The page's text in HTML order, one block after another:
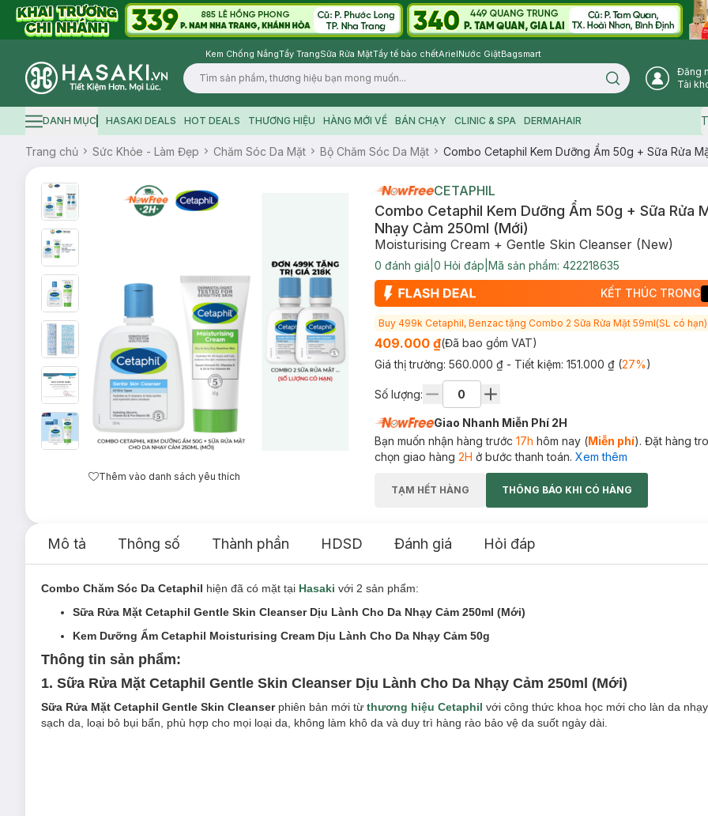
Kem Chống NắngTẩy TrangSữa Rửa MặtTẩy tế bào chếtArielNước GiặtBagsmart
Logo
Search icon
Đăng
Tài
Hamburger icon
DANH MỤC HASAKI DEALS HOT DEALS THƯƠNG HIỆU HÀNG MỚI VỀ BÁN CHẠY CLINIC & SPA DERMAHAIR
Trang chủ Sức Khỏe - Làm Đẹp Chăm Sóc Da Mặt Bộ Chăm Sóc Da Mặt Combo Cetaphil Kem Dưỡng Ẩm 50g + Sữa Rửa
Thêm vào danh sách yêu thích
CETAPHIL
Combo Cetaphil Kem Dưỡng Ẩm 50g + Sữa Rửa
Nhạy Cảm 250ml (Mới)
Moisturising Cream + Gentle Skin Cleanser (New)
0 đánh giá 0 Hỏi đáp Mã sản phẩm: 422218635
KẾT THÚC TRONG
Buy 499k Cetaphil, Benzac tặng Combo 2 Sữa Rửa Mặt 59ml(SL có hạn)
409.000 ₫(Đã bao gồm VAT)
Giá thị trường: 560.000 ₫ - Tiết kiệm: 151.000 ₫(27%)
Số lượng:
Giao Nhanh Miễn Phí 2H
Bạn muốn nhận hàng trước 17h hôm nay (Miễn phí). Đặt hàng
chọn giao hàng 2H ở bước thanh toán. Xem thêm
TẠM HẾT HÀNG THÔNG BÁO KHI CÓ HÀNG
Mô tả Thông số Thành phần HDSD Đánh giá Hỏi đáp
Combo Chăm Sóc Da Cetaphil hiện đã có mặt tại Hasaki với 2 sản phẩm:
Sữa Rửa Mặt Cetaphil Gentle Skin Cleanser Dịu Lành Cho Da Nhạy Cảm 250ml (Mới)
Kem Dưỡng Ẩm Cetaphil Moisturising Cream Dịu Lành Cho Da Nhạy Cảm 50g
Thông tin sản phẩm:
1. Sữa Rửa Mặt Cetaphil Gentle Skin Cleanser Dịu Lành Cho Da Nhạy Cảm 250ml (Mới)
Sữa Rửa Mặt Cetaphil Gentle Skin Cleanserphiên bản mới từ thương hiệu Cetaphil với công thức khoa học mới cho làn da
sạch da, loại bỏ bụi bẩn, phù hợp cho mọi loại da, không làm khô da và duy trì hàng rào bảo vệ da suốt ngày dài.